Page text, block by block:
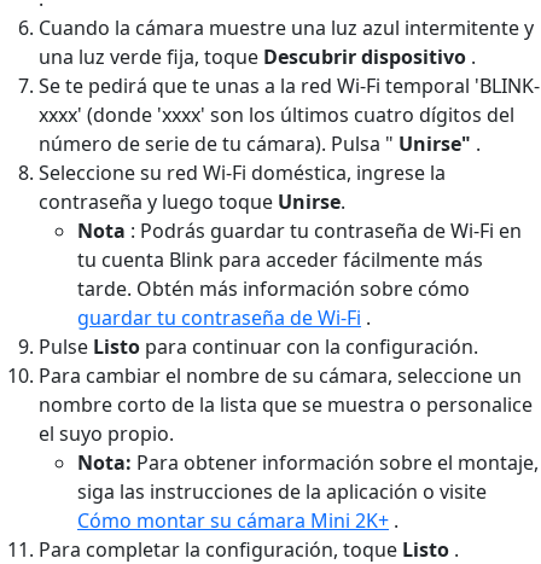
Cuando la cámara muestre una luz azul intermitente y
una luz verde fija, toque Descubrir dispositivo .
Se te pedirá que te unas a la red Wi-Fi temporal 'BLINK-
xxxx' (donde 'xxxx' son los últimos cuatro dígitos del
número de serie de tu cámara). Pulsa " Unirse" .
Seleccione su red Wi-Fi doméstica, ingrese la
contraseña y luego toque Unirse.
Nota : Podrás guardar tu contraseña de Wi-Fi en
tu cuenta Blink para acceder fácilmente más
tarde. Obtén más información sobre cómo
guardar tu contraseña de Wi-Fi .
Pulse Listo para continuar con la configuración.
Para cambiar el nombre de su cámara, seleccione un
nombre corto de la lista que se muestra o personalice
el suyo propio.
Nota: Para obtener información sobre el montaje,
siga las instrucciones de la aplicación o visite
Cómo montar su cámara Mini 2K+ .
Para completar la configuración, toque Listo .